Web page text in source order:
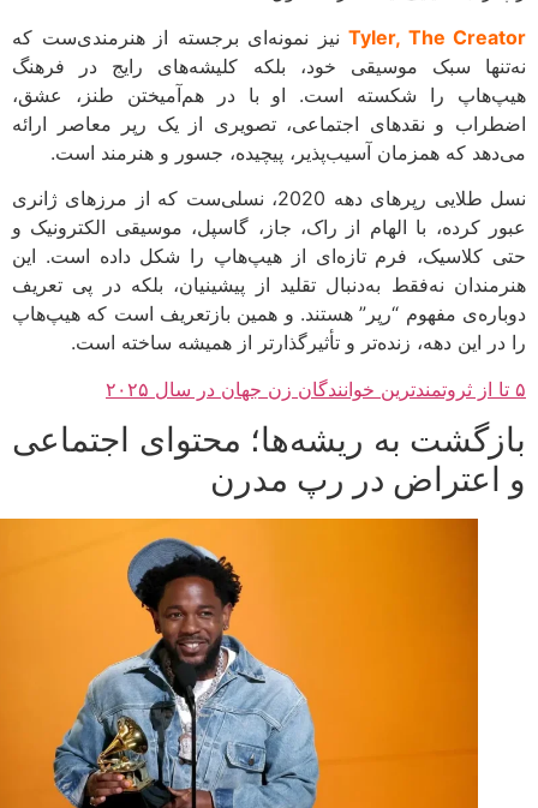
Tyler, Theنیز نمونه‌ای برجسته از هنرمندی‌ست که
سبک موسیقی خود، بلکه کلیشه‌های رایج در فرهنگ
را شکسته است. او با در هم‌آمیختن طنز، عشق،
و نقدهای اجتماعی، تصویری از یک رپر معاصر ارائه
که همزمان آسیب‌پذیر، پیچیده، جسور و هنرمند است.
نسل طلایی رپرهای دهه 2020، نسلی‌ست که از مرزهای ژانری
کرده، با الهام از راک، جاز، گاسپل، موسیقی الکترونیک و
کلاسیک، فرم تازه‌ای از هیپ‌هاپ را شکل داده است. این
نه‌فقط به‌دنبال تقلید از پیشینیان، بلکه در پی تعریف
مفهوم “رپر” هستند. و همین بازتعریف است که هیپ‌هاپ
این دهه، زنده‌تر و تأثیرگذارتر از همیشه ساخته است.
به ریشه‌ها؛ محتوای اجتماعی
در رپ مدرن